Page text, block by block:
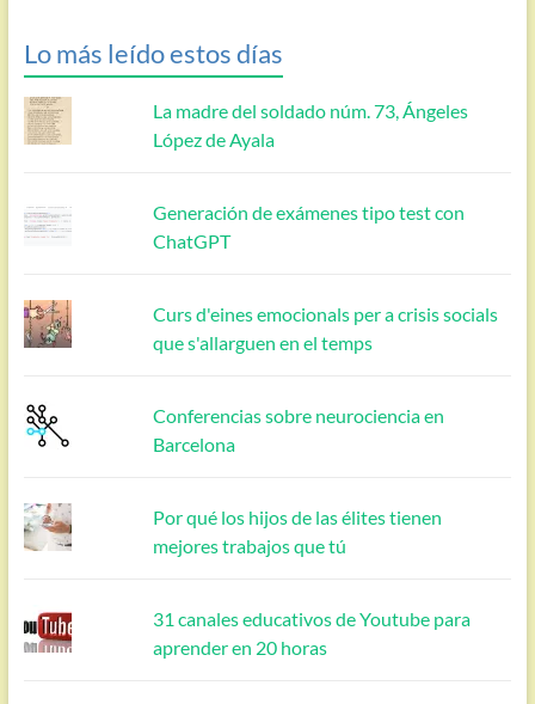
Lo más leído estos días
La madre del soldado núm. 73, Ángeles
López de Ayala
Generación de exámenes tipo test con
ChatGPT
Curs d'eines emocionals per a crisis socials
que s'allarguen en el temps
Conferencias sobre neurociencia en
Barcelona
Por qué los hijos de las élites tienen
mejores trabajos que tú
31 canales educativos de Youtube para
aprender en 20 horas